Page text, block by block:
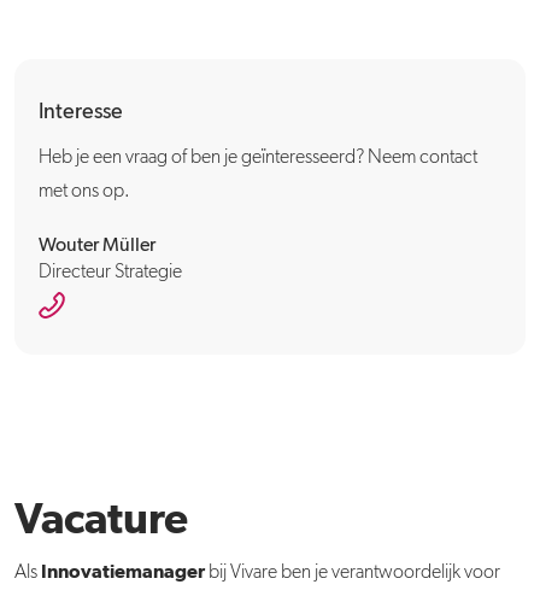
Interesse
Heb je een vraag of ben je geïnteresseerd? Neem contact
met ons op.
Wouter Müller
Directeur Strategie
Vacature
Als Innovatiemanagerbij Vivare ben je verantwoordelijk voor